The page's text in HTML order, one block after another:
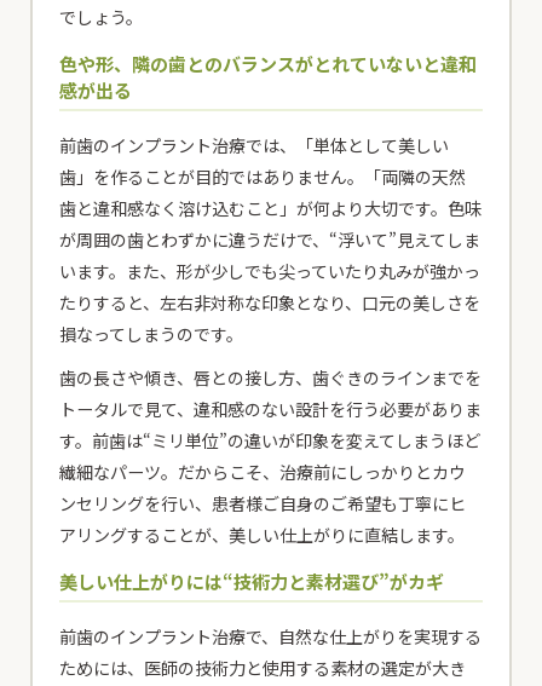
でしょう。
色や形、隣の歯とのバランスがとれていないと違和
感が出る
前歯のインプラント治療では、「単体として美しい
歯」を作ることが目的ではありません。「両隣の天然
歯と違和感なく溶け込むこと」が何より大切です。色味
が周囲の歯とわずかに違うだけで、“浮いて”見えてしま
います。また、形が少しでも尖っていたり丸みが強かっ
たりすると、左右非対称な印象となり、口元の美しさを
損なってしまうのです。
歯の長さや傾き、唇との接し方、歯ぐきのラインまでを
トータルで見て、違和感のない設計を行う必要がありま
す。前歯は“ミリ単位”の違いが印象を変えてしまうほど
繊細なパーツ。だからこそ、治療前にしっかりとカウ
ンセリングを行い、患者様ご自身のご希望も丁寧にヒ
アリングすることが、美しい仕上がりに直結します。
美しい仕上がりには“技術力と素材選び”がカギ
前歯のインプラント治療で、自然な仕上がりを実現する
ためには、医師の技術力と使用する素材の選定が大き